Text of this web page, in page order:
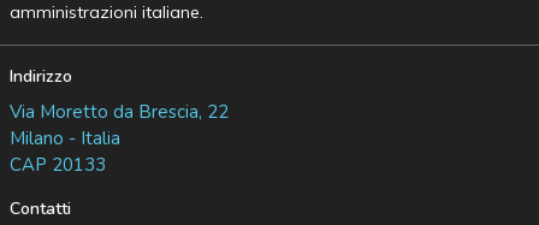
amministrazioni italiane.
Indirizzo
Via Moretto da Brescia, 22
Milano - Italia
CAP 20133
Contatti